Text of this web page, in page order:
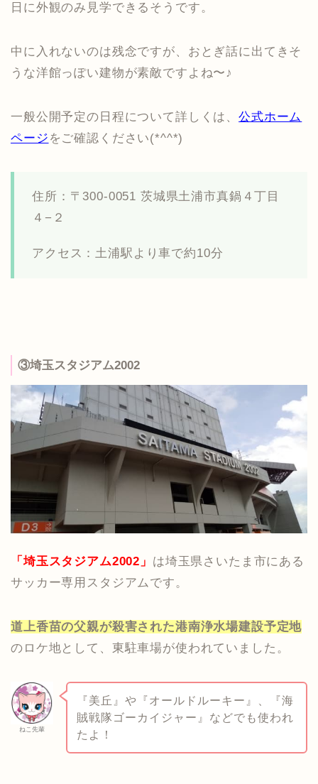
日に外観のみ見学できるそうです。
中に入れないのは残念ですが、おとぎ話に出てきそ
うな洋館っぽい建物が素敵ですよね〜♪
一般公開予定の日程について詳しくは、公式ホーム
ページ をご確認ください(*^^*)
住所：〒300-0051 茨城県土浦市真鍋４丁目
４−２
アクセス：土浦駅より車で約10分
③埼玉スタジアム2002
「埼玉スタジアム2002」 は埼玉県さいたま市にある
サッカー専用スタジアムです。
道上香苗の父親が殺害された港南浄水場建設予定地
のロケ地として、東駐車場が使われていました。
ねこ先輩
『美丘』や『オールドルーキー』、『海
賊戦隊ゴーカイジャー』などでも使われ
たよ！